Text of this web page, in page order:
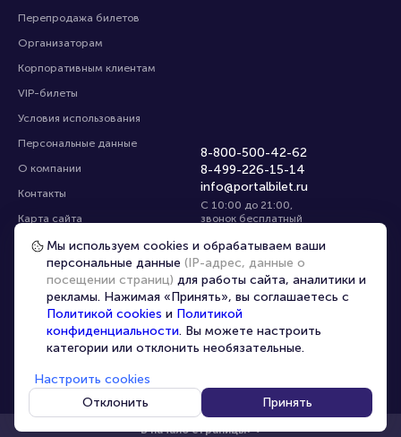
Перепродажа билетов
Организаторам
Корпоративным клиентам
VIP-билеты
Условия использования
Персональные данные
О компании
Контакты
Карта сайта
Управление cookies
8-800-500-42-62
8-499-226-15-14
info@portalbilet.ru
С 10:00 до 21:00,
звонок бесплатный
Все площадки
Выбрать город
© 2020 - 2026 portalbilet.ru Все права защищены
В начало страницы
Мы используем cookies и обрабатываем ваши
персональные данные (IP-адрес, данные о
посещении страниц) для работы сайта, аналитики и
рекламы. Нажимая «Принять», вы соглашаетесь с
Политикой cookies и Политикой
конфиденциальности. Вы можете настроить
категории или отклонить необязательные.
Настроить cookies
Отклонить
Принять